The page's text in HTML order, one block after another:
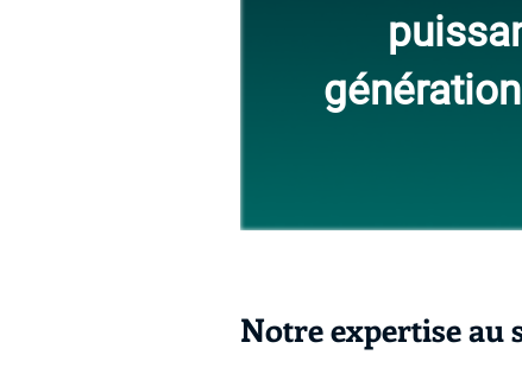
Notre expertise au